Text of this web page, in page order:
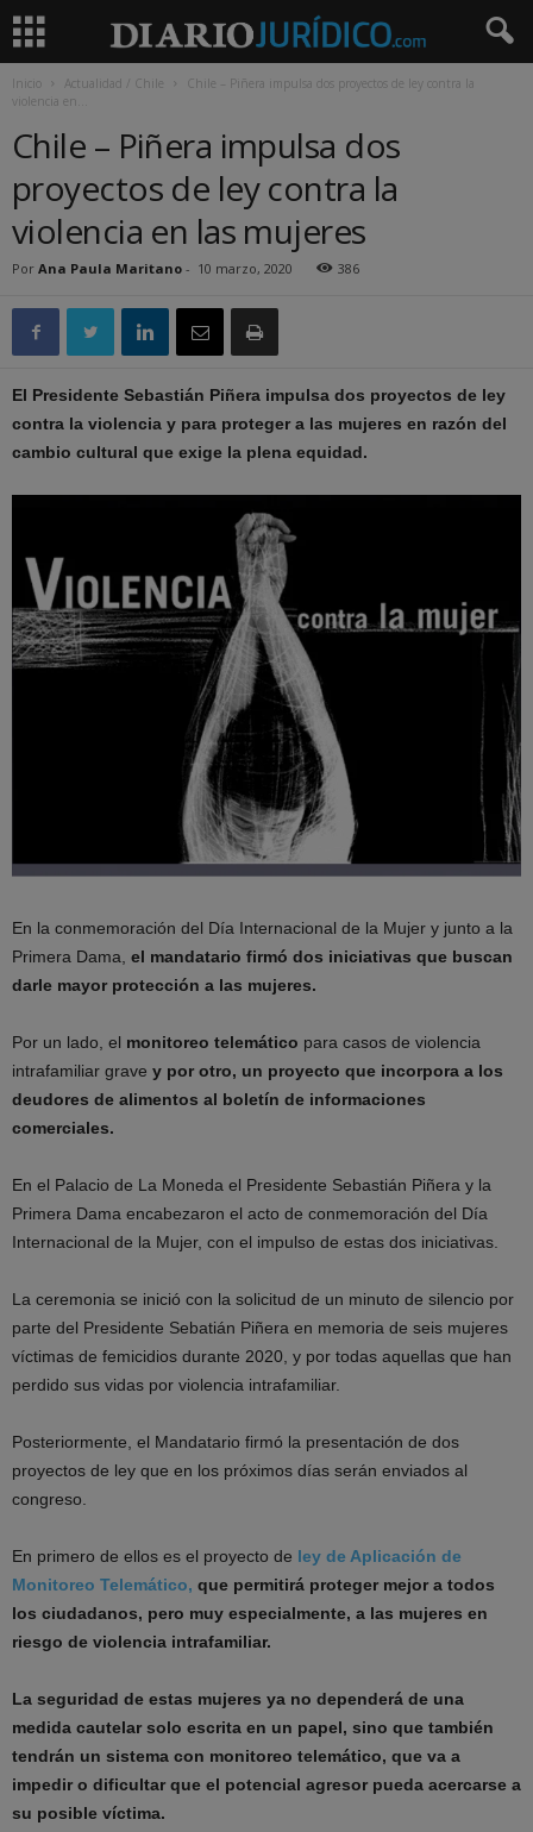
Inicio Actualidad / Chile
Chile – Piñera impulsa dos proyectos de ley contra la
violencia en...
Chile – Piñera impulsa dos
proyectos de ley contra la
violencia en las mujeres
Por Ana Paula Maritano - 10 marzo, 2020 386
El Presidente Sebastián Piñera impulsa dos proyectos de ley
contra la violencia y para proteger a las mujeres en razón del
cambio cultural que exige la plena equidad.
En la conmemoración del Día Internacional de la Mujer y junto a la
Primera Dama, el mandatario firmó dos iniciativas que buscan
darle mayor protección a las mujeres.
Por un lado, el monitoreo telemático para casos de violencia
intrafamiliar grave y por otro, un proyecto que incorpora a los
deudores de alimentos al boletín de informaciones
comerciales.
En el Palacio de La Moneda el Presidente Sebastián Piñera y la
Primera Dama encabezaron el acto de conmemoración del Día
Internacional de la Mujer, con el impulso de estas dos iniciativas.
La ceremonia se inició con la solicitud de un minuto de silencio por
parte del Presidente Sebatián Piñera en memoria de seis mujeres
víctimas de femicidios durante 2020, y por todas aquellas que han
perdido sus vidas por violencia intrafamiliar.
Posteriormente, el Mandatario firmó la presentación de dos
proyectos de ley que en los próximos días serán enviados al
congreso.
En primero de ellos es el proyecto de ley de Aplicación de
Monitoreo Telemático, que permitirá proteger mejor a todos
los ciudadanos, pero muy especialmente, a las mujeres en
riesgo de violencia intrafamiliar.
La seguridad de estas mujeres ya no dependerá de una
medida cautelar solo escrita en un papel, sino que también
tendrán un sistema con monitoreo telemático, que va a
impedir o dificultar que el potencial agresor pueda acercarse a
su posible víctima.